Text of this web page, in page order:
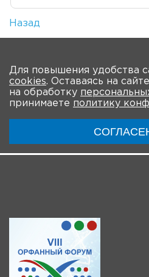
Назад
Для повышения удобства
cookies. Оставаясь на
на обработку
принимаете политику
О мероприятии Новости